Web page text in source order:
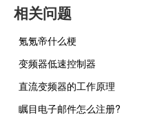
相关问题
氪氪帝什么梗
变频器低速控制器
直流变频器的工作原理
瞩目电子邮件怎么注册?